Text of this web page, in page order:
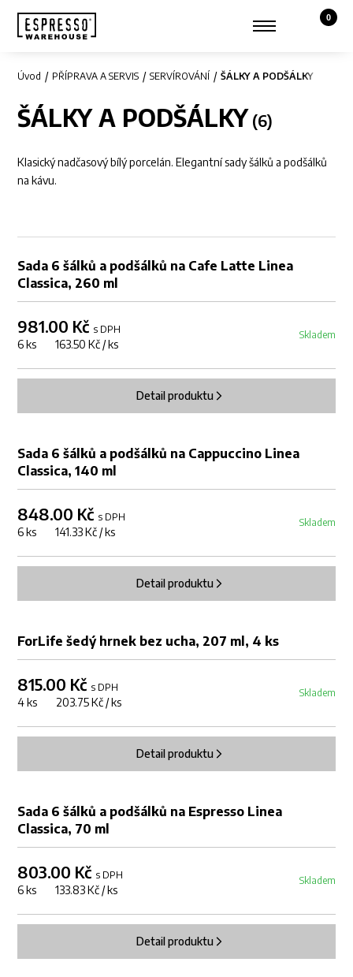
Zobrazit hledání
0
Košík,
Úvod PŘÍPRAVA A SERVIS SERVÍROVÁNÍ ŠÁLKY A PODŠÁLKY
ŠÁLKY A PODŠÁLKY
Klasický nadčasový bílý porcelán. Elegantní sady šálků a podšálků
na kávu.
Sada 6 šálků a podšálků na Cafe Latte Linea
Classica, 260 ml
981.00 Kč s DPH
6 ks 163.50 Kč / ks
Skladem
Detail produktu
Sada 6 šálků a podšálků na Cappuccino Linea
Classica, 140 ml
848.00 Kč s DPH
6 ks 141.33 Kč / ks
Skladem
Detail produktu
ForLife šedý hrnek bez ucha, 207 ml, 4 ks
815.00 Kč s DPH
4 ks 203.75 Kč / ks
Skladem
Detail produktu
Sada 6 šálků a podšálků na Espresso Linea
Classica, 70 ml
803.00 Kč s DPH
6 ks 133.83 Kč / ks
Skladem
Detail produktu